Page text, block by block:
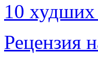
10
Рецензия